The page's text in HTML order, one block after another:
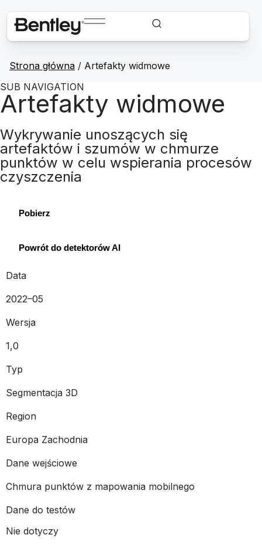
Strona główna / Artefakty widmowe
SUB NAVIGATION
Artefakty widmowe
Wykrywanie unoszących się
artefaktów i szumów w chmurze
punktów w celu wspierania procesów
czyszczenia
Pobierz
Powrót do detektorów AI
Data
2022–05
Wersja
1,0
Typ
Segmentacja 3D
Region
Europa Zachodnia
Dane wejściowe
Chmura punktów z mapowania mobilnego
Dane do testów
Nie dotyczy